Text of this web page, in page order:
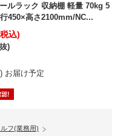
ールラック 収納棚 軽量 70kg 5
450×高さ2100mm/NC...
込)
)
お届け予定
フ(業務用)